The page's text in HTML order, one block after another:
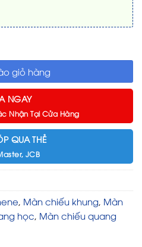
270C 120 inch Extra Bright số
giỏ hàng
NGAY
Nhận Tại Cửa Hàng
QUA THẺ
JCB
Màn chiếu khung Màn
học Màn chiếu quang